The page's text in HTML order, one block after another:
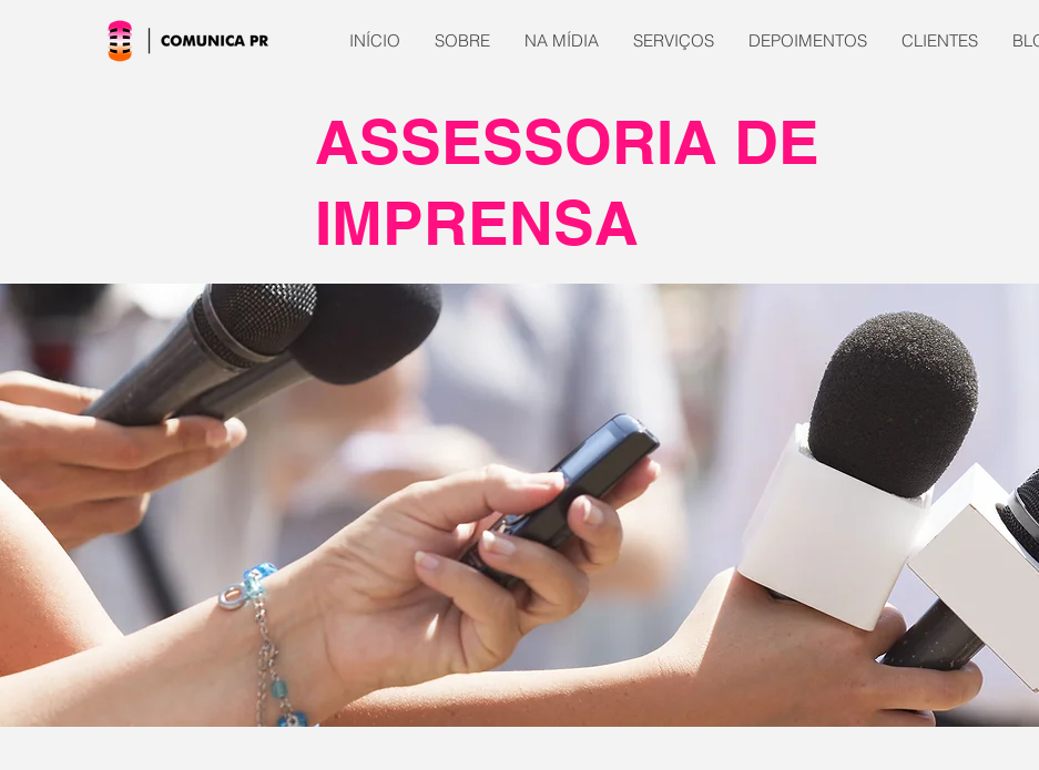
INÍCIO SOBRE NA MÍDIA SERVIÇOS DEPOIMENTOS CLIENTES
ASSESSORIA DE
IMPRENSA